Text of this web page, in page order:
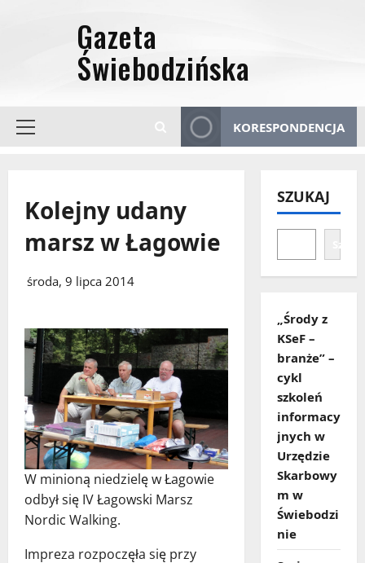
Menu
KORESPONDENCJA
Kolejny udany
marsz w Łagowie
środa, 9 lipca 2014
W minioną niedzielę w Łagowie
odbył się IV Łagowski Marsz
Nordic Walking.
Impreza rozpoczęła się przy
SZUKAJ
„Środy z
KSeF –
branże” –
cykl
szkoleń
informacy
jnych w
Urzędzie
Skarbowy
m w
Świebodzi
nie